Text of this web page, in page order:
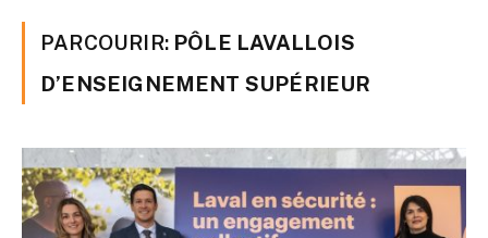
PARCOURIR: PÔLE LAVALLOIS
D’ENSEIGNEMENT SUPÉRIEUR